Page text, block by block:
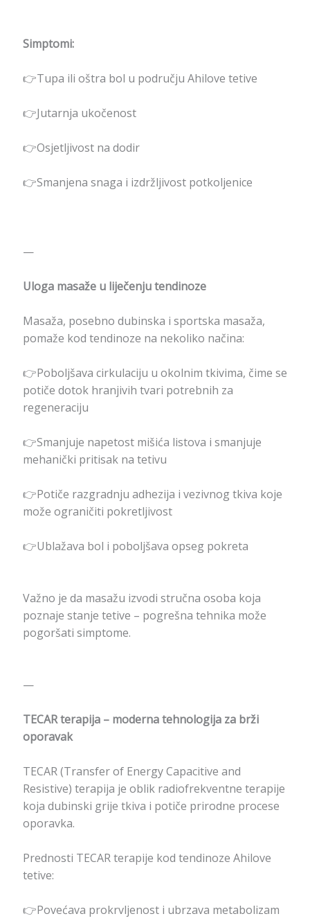
Simptomi:
👉Tupa ili oštra bol u području Ahilove tetive
👉Jutarnja ukočenost
👉Osjetljivost na dodir
👉Smanjena snaga i izdržljivost potkoljenice
—
Uloga masaže u liječenju tendinoze
Masaža, posebno dubinska i sportska masaža,
pomaže kod tendinoze na nekoliko načina:
👉Poboljšava cirkulaciju u okolnim tkivima, čime se
potiče dotok hranjivih tvari potrebnih za
regeneraciju
👉Smanjuje napetost mišića listova i smanjuje
mehanički pritisak na tetivu
👉Potiče razgradnju adhezija i vezivnog tkiva koje
može ograničiti pokretljivost
👉Ublažava bol i poboljšava opseg pokreta
Važno je da masažu izvodi stručna osoba koja
poznaje stanje tetive – pogrešna tehnika može
pogoršati simptome.
—
TECAR terapija – moderna tehnologija za brži
oporavak
TECAR (Transfer of Energy Capacitive and
Resistive) terapija je oblik radiofrekventne terapije
koja dubinski grije tkiva i potiče prirodne procese
oporavka.
Prednosti TECAR terapije kod tendinoze Ahilove
tetive:
👉Povećava prokrvljenost i ubrzava metabolizam